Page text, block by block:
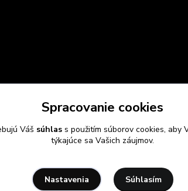
Spracovanie cookies
Váš súhlas s použitím súborov cookies, aby
týkajúce sa Vašich záujmov.
Nastavenia Súhlasím